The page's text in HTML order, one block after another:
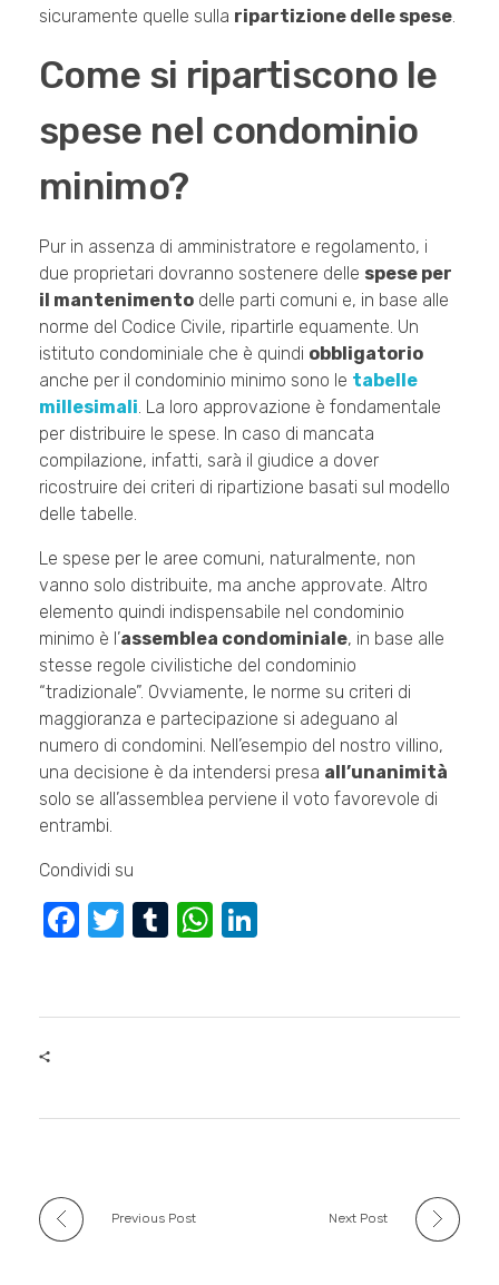
sicuramente quelle sulla ripartizione delle spese.
Come si ripartiscono le
spese nel condominio
minimo?
Pur in assenza di amministratore e regolamento, i
due proprietari dovranno sostenere delle spese per
il mantenimento delle parti comuni e, in base alle
norme del Codice Civile, ripartirle equamente. Un
istituto condominiale che è quindi obbligatorio
anche per il condominio minimo sono le tabelle
millesimali . La loro approvazione è fondamentale
per distribuire le spese. In caso di mancata
compilazione, infatti, sarà il giudice a dover
ricostruire dei criteri di ripartizione basati sul modello
delle tabelle.
Le spese per le aree comuni, naturalmente, non
vanno solo distribuite, ma anche approvate. Altro
elemento quindi indispensabile nel condominio
minimo è l’assemblea condominiale, in base alle
stesse regole civilistiche del condominio
“tradizionale”. Ovviamente, le norme su criteri di
maggioranza e partecipazione si adeguano al
numero di condomini. Nell’esempio del nostro villino,
una decisione è da intendersi presa all’unanimità
solo se all’assemblea perviene il voto favorevole di
entrambi.
Condividi su
F
e
o
T
er
T
bl
W
s
p
e
Previous Post Next Post